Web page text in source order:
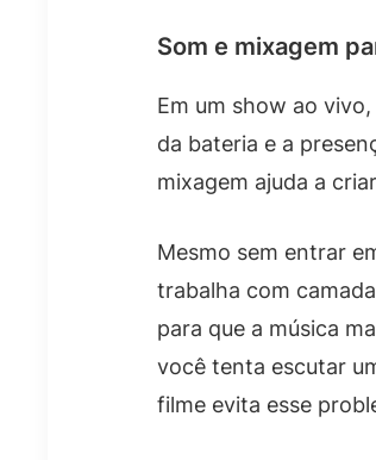
Som e mixagem
Em um show ao
da bateria e a
mixagem ajuda a
Mesmo sem entrar
trabalha com
para que a música
você tenta escutar
filme evita esse